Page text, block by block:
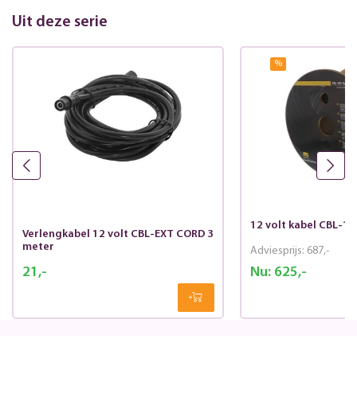
Uit deze serie
Verlengkabel 12 volt CBL-EXT CORD 3
meter
21,-
%
12 volt kabel CBL-
Nu:625,-
Adviesprijs: 687,-